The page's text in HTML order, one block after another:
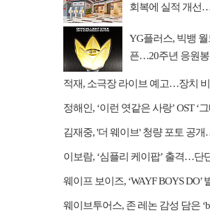
회복에 실적 개선
YG플러스, 빅뱅
픈…20주년 응원봉
김재중, '더 웨이브' 청량 포토 공
웨이브투어스, 존 레논 감성 담은